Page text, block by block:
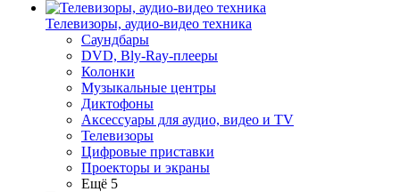
Телевизоры, аудио-видео техника
Саундбары
DVD, Bly-Ray-плееры
Колонки
Музыкальные центры
Диктофоны
Аксессуары для аудио, видео и TV
Телевизоры
Цифровые приставки
Проекторы и экраны
Ещё 5